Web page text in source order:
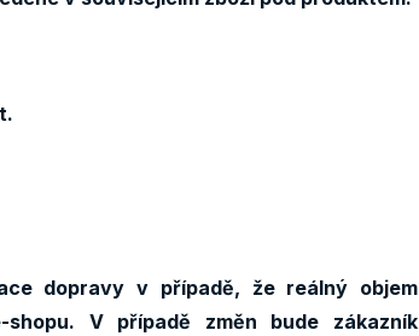
dopravy v případě, že reálný objem
V případě změn bude zákazník